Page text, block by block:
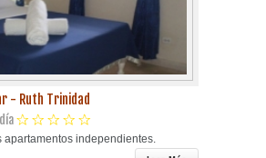
- Ruth Trinidad
apartamentos independientes.